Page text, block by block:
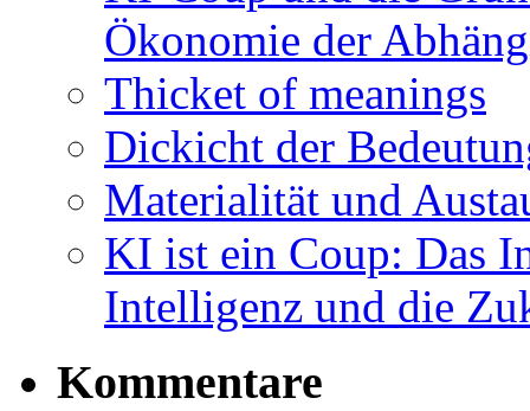
Ökonomie der
Thicket of meanings
Dickicht der
Materialität und
KI ist ein Coup: Das
Intelligenz und die
Kommentare